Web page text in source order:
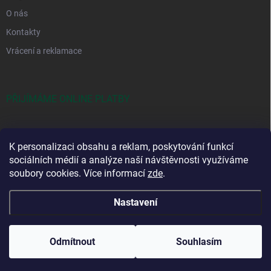
K personalizaci obsahu a reklam, poskytování funkcí
sociálních médií a analýze naší návštěvnosti využíváme
soubory cookies. Více informací zde.
Nastavení
Odmítnout Souhlasím
O nás
Kontakty
Vrácení a reklamace
PŘIJÍMÁME ONLINE PLATBY
Obchodní podmínky Podmínky ochrany osobních údajů
Vytvořil Shoptet
Copyright 2026Bakterkárna.cz – specialista na biologické přípravky pro
dům a zahradu. Všechna práva vyhrazena. Upravit nastavení cookies